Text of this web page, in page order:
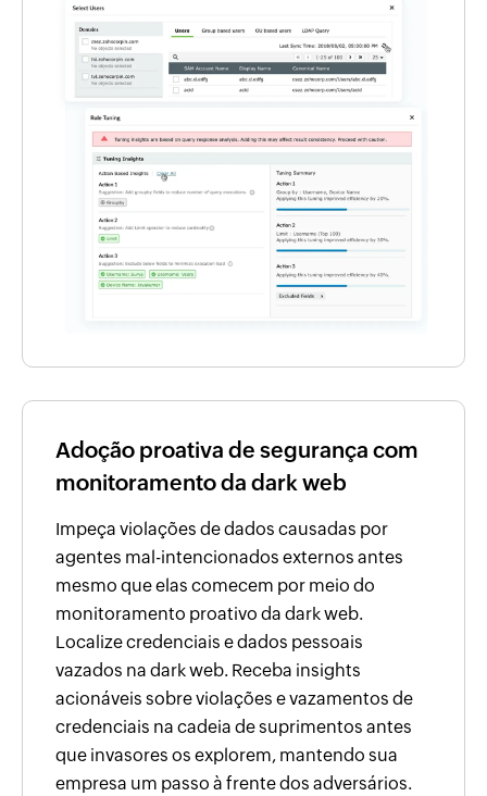
Adoção proativa de segurança com
monitoramento da dark web
Impeça violações de dados causadas por
agentes mal-intencionados externos antes
mesmo que elas comecem por meio do
monitoramento proativo da dark web.
Localize credenciais e dados pessoais
vazados na dark web. Receba insights
acionáveis sobre violações e vazamentos de
credenciais na cadeia de suprimentos antes
que invasores os explorem, mantendo sua
empresa um passo à frente dos adversários.